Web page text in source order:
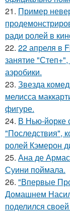
21. Пример
ради ролей в
22. 22 апреля в
занятие
аэробики.
23. Звезда
мелисса
фигуре.
24. В Нью-йорке
"Последствия",
ролей Кэмерон
25. Ана де
Суини поймала.
26. "Впервые
Домашнем
поделился